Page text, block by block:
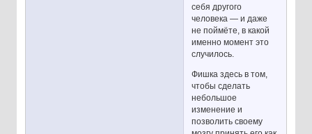
себя другого
человека — и даже
не поймёте, в какой
именно момент это
случилось.
Фишка здесь в том,
чтобы сделать
небольшое
изменение и
позволить своему